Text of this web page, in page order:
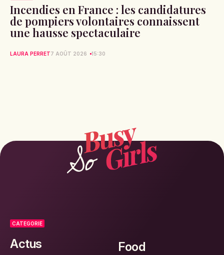
Incendies en France : les candidatures
de pompiers volontaires connaissent
une hausse spectaculaire
LAURA PERRET7 AOÛT 2026 15:30
CATEGORIE
Actus Food